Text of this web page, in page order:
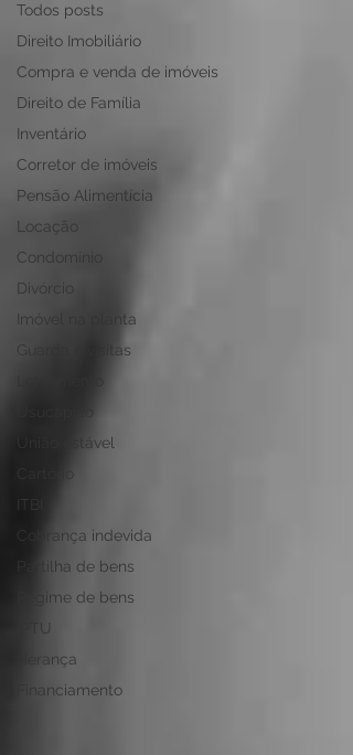
Todos posts
Direito Imobiliário
Compra e venda de imóveis
Direito de Família
Inventário
Corretor de imóveis
Pensão Alimentícia
Locação
Condomínio
Divórcio
Imóvel na planta
Guarda e visitas
União estável
Cobrança indevida
Partilha de bens
Regime de bens
IPTU
Herança
Financiamento